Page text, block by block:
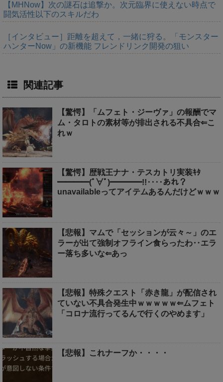
【MHNow】次の謎石は追撃か。次元臨界に使えない時点で
闘気活性以下のスキルだわ
［インタビュー］距離を超えて，一緒に狩る。「モンスター
ハンターNow」の新機能 フレンドリンク開発の狙い
関連記事
【驚愕】「ムフェト・ジーヴァ」の報酬でマ
ム・タロトの素材等が排出される不具合⇐こ
れｗ
【驚愕】歴戦王ナナ・テスカトリ実装ｷﾀ
━━━━(ﾟ∀ﾟ)━━━━!!‥‥あれ？
unavailableってアイテムあるんだけどｗｗｗ
【悲報】マムで「セッションが云々～」のエ
ラーが出て強制オフライン食らったわ‥エラ
ー落ち多いな⇐あっ
【悲報】特殊クエスト「赤き龍」が配信され
ていない不具合発生中ｗｗｗｗｗ⇐ムフェト
「コロナ流行ってるんで行くのやめます」
【悲報】これナーフか・・・・